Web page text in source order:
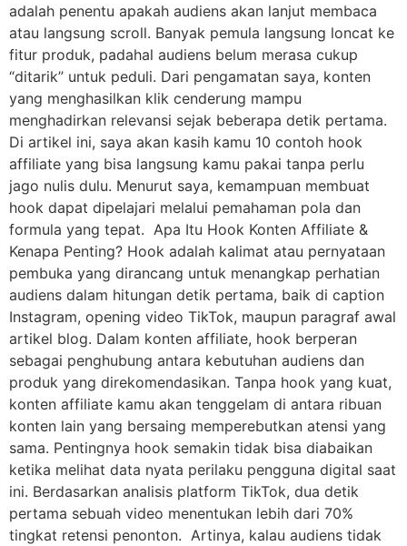
adalah penentu apakah audiens akan lanjut membaca
atau langsung scroll. Banyak pemula langsung loncat ke
fitur produk, padahal audiens belum merasa cukup
“ditarik” untuk peduli. Dari pengamatan saya, konten
yang menghasilkan klik cenderung mampu
menghadirkan relevansi sejak beberapa detik pertama.
Di artikel ini, saya akan kasih kamu 10 contoh hook
affiliate yang bisa langsung kamu pakai tanpa perlu
jago nulis dulu. Menurut saya, kemampuan membuat
hook dapat dipelajari melalui pemahaman pola dan
formula yang tepat. Apa Itu Hook Konten Affiliate &
Kenapa Penting? Hook adalah kalimat atau pernyataan
pembuka yang dirancang untuk menangkap perhatian
audiens dalam hitungan detik pertama, baik di caption
Instagram, opening video TikTok, maupun paragraf awal
artikel blog. Dalam konten affiliate, hook berperan
sebagai penghubung antara kebutuhan audiens dan
produk yang direkomendasikan. Tanpa hook yang kuat,
konten affiliate kamu akan tenggelam di antara ribuan
konten lain yang bersaing memperebutkan atensi yang
sama. Pentingnya hook semakin tidak bisa diabaikan
ketika melihat data nyata perilaku pengguna digital saat
ini. Berdasarkan analisis platform TikTok, dua detik
pertama sebuah video menentukan lebih dari 70%
tingkat retensi penonton. Artinya, kalau audiens tidak